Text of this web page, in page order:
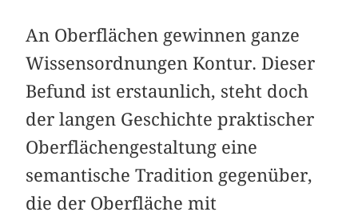
An Oberflächen gewinnen ganze
Wissensordnungen Kontur. Dieser
Befund ist erstaunlich, steht doch
der langen Geschichte praktischer
Oberflächengestaltung eine
semantische Tradition gegenüber,
die der Oberfläche mit